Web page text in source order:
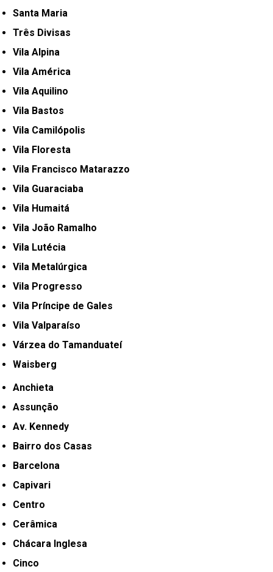
Santa Maria
Três Divisas
Vila Alpina
Vila América
Vila Aquilino
Vila Bastos
Vila Camilópolis
Vila Floresta
Vila Francisco Matarazzo
Vila Guaraciaba
Vila Humaitá
Vila João Ramalho
Vila Lutécia
Vila Metalúrgica
Vila Progresso
Vila Príncipe de Gales
Vila Valparaíso
Várzea do Tamanduateí
Waisberg
Anchieta
Assunção
Av. Kennedy
Bairro dos Casas
Barcelona
Capivari
Centro
Cerâmica
Chácara Inglesa
Cinco